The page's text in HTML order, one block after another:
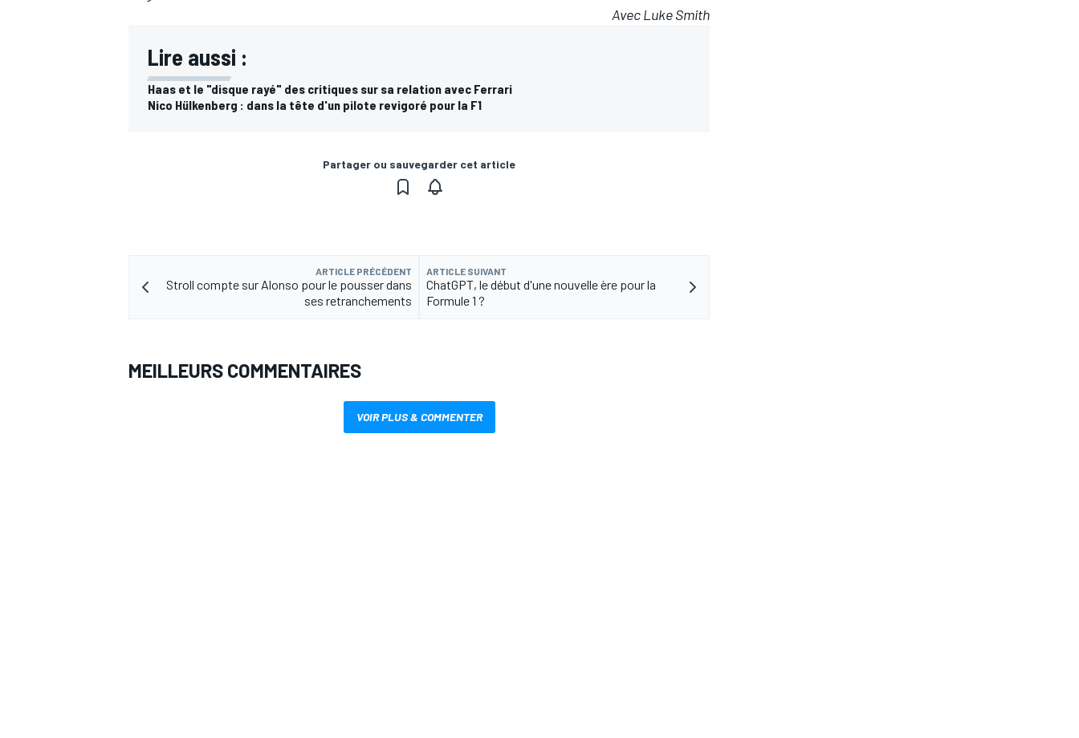
Avec Luke Smith
Lire aussi :
Haas et le "disque rayé" des critiques sur sa relation avec Ferrari
Nico Hülkenberg : dans la tête d'un pilote revigoré pour la F1
Partager ou sauvegarder cet article
ARTICLE PRÉCÉDENT
Stroll compte sur Alonso pour le pousser dans
ses retranchements
ARTICLE SUIVANT
ChatGPT, le début d'une nouvelle ère pour la
Formule 1 ?
MEILLEURS COMMENTAIRES
VOIR PLUS & COMMENTER